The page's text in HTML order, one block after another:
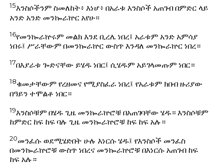
15እንስሶችንም ስመለከት፥ እነሆ፥ በአራቱ እንስሶች አጠገብ በምድር ላይ
አንድ አንድ መንኰራኵር አየሁ።
16የመንኰራኵሩም መልክ እንደ ቢረሌ ነበረ፤ አራቱም አንድ አምሳያ
ነበሩ፤ ሥራቸውም በመንኰራኵር ውስጥ እንዳለ መንኰራኵር ነበረ።
17በእያራቱ ጐድናቸው ይሄዱ ነበር፤ ሲሄዱም አይገላመጡም ነበር።
18ቁመታቸውም የረዘመና የሚያስፈራ ነበረ፤ የአራቱም ክበብ ዙሪያው
በዓይን ተሞልቶ ነበር።
19እንስሶቹም በሄዱ ጊዜ መንኰራኵሮቹ በአጠገባቸው ሄዱ። እንስሶቹም
ከምድር ከፍ ከፍ ባሉ ጊዜ መንኰራኵሮቹ ከፍ ከፍ አሉ።
20መንፈሱ ወደሚሄድበት ሁሉ እነርሱ ሄዱ፤ የእንስሶች መንፈስ
በመንኰራኵሮቹ ውስጥ ነበረና መንኰራኵሮቹ በእነርሱ አጠገብ ከፍ
ከፍ አሉ።